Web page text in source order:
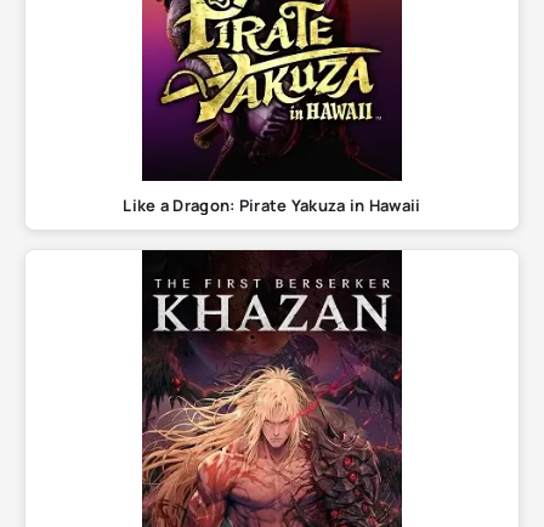
Like a Dragon: Pirate Yakuza in Hawaii